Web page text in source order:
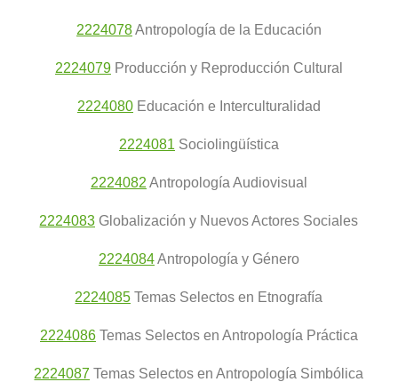
2224078Antropología de la Educación
2224079Producción y Reproducción Cultural
2224080Educación e Interculturalidad
2224081 Sociolingüística
2224082 Antropología Audiovisual
2224083 Globalización y Nuevos Actores Sociales
2224084Antropología y Género
2224085 Temas Selectos en Etnografía
2224086Temas Selectos en Antropología Práctica
2224087 Temas Selectos en Antropología Simbólica